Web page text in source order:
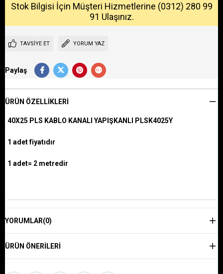
Stok Bilgisi İçin Müşteri Hizmetlerine (0312) 280 99
91 Ulaşınız.
TAVSIYE ET YORUM YAZ
Paylaş
ÜRÜN ÖZELLIKLERI
40X25 PLS KABLO KANALI YAPIŞKANLI PLSK4025Y
1 adet fiyatıdır
1 adet= 2 metredir
YORUMLAR(0)
ÜRÜN ÖNERILERI